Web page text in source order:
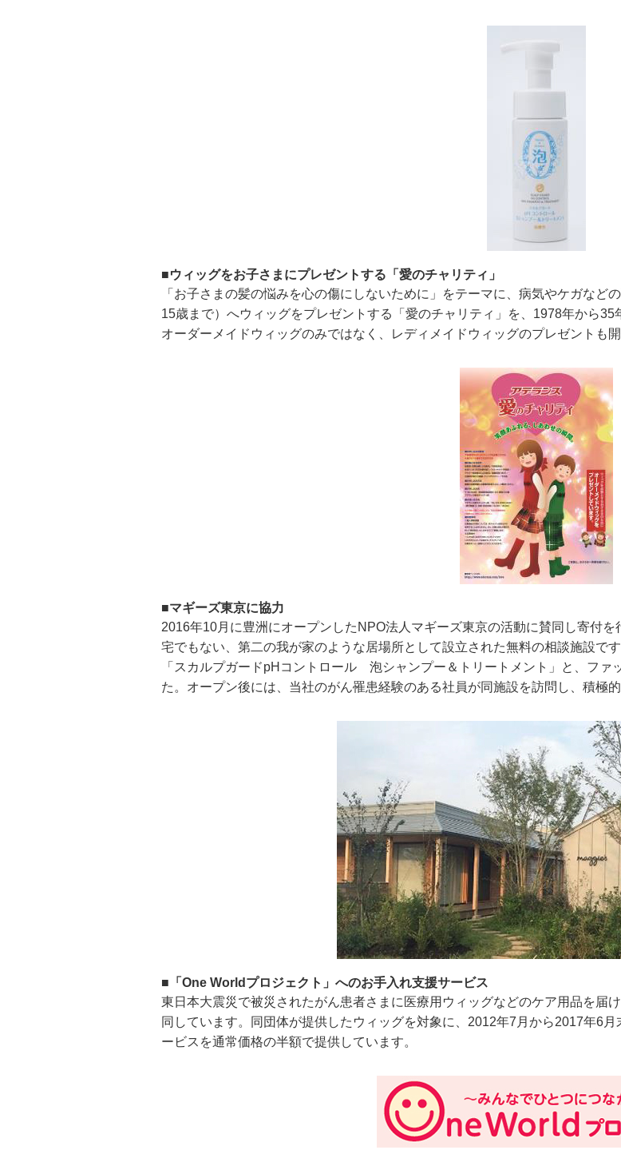
■ウィッグをお子さまにプレゼントする「愛のチャリティ」
「お子さまの髪の悩みを心の傷にしないために」をテーマに、病気やケガなど
15歳まで）へウィッグをプレゼントする「愛のチャリティ」を、1978年から
オーダーメイドウィッグのみではなく、レディメイドウィッグのプレゼントも開
■マギーズ東京に協力
2016年10月に豊洲にオープンしたNPO法人マギーズ東京の活動に賛同し寄付
宅でもない、第二の我が家のような居場所として設立された無料の相談施設で
「スカルプガードpHコントロール 泡シャンプー＆トリートメント」と、ファ
た。オープン後には、当社のがん罹患経験のある社員が同施設を訪問し、積極
■「One Worldプロジェクト」へのお手入れ支援サービス
東日本大震災で被災されたがん患者さまに医療用ウィッグなどのケア用品を届
同しています。同団体が提供したウィッグを対象に、2012年7月から2017年6
ービスを通常価格の半額で提供しています。